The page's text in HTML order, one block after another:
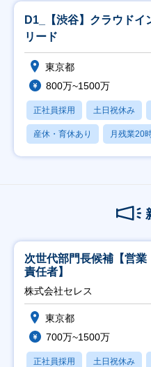
D1_【渋谷】クラウドイ
リード
東京都
800万~1500万
正社員採用 土日祝休み
産休・育休あり 月残業20
次世代部門長候補【営
責任者】
株式会社セレス
東京都
700万~1500万
正社員採用 土日祝休み